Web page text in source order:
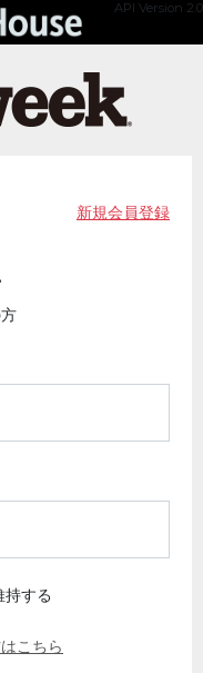
API Version 2.0
新規会員登録
持する
こちら